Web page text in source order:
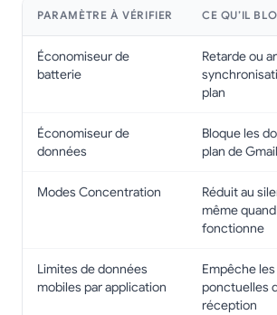
PARAMÈTRE À VÉRIFIER CE QU’IL
Économiseur de
batterie
Retarde ou
plan
Économiseur de
données
Bloque les
plan de Gmail
Modes Concentration
Réduit au
même
fonctionne
Limites de données
mobiles par application
Empêche
ponctuelles
réception